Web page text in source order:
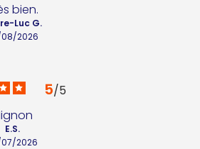
bien.
2026
Luc G.
5/5
2026
E.S.